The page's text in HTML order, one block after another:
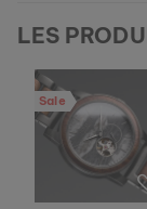
LES
Sale